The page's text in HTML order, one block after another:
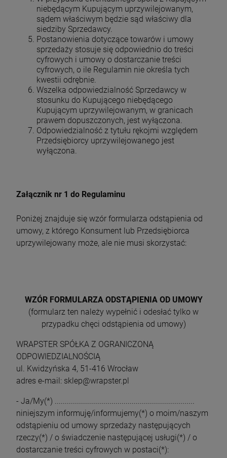
niebędącym Kupującym uprzywilejowanym,
sądem właściwym będzie sąd właściwy dla
siedziby Sprzedawcy.
Postanowienia dotyczące towarów i umowy
sprzedaży stosuje się odpowiednio do treści
cyfrowych i umowy o dostarczanie treści
cyfrowych, o ile Regulamin nie określa tych
kwestii odrębnie.
Wszelka odpowiedzialność Sprzedawcy w
stosunku do Kupującego niebędącego
Kupującym uprzywilejowanym, w granicach
prawem dopuszczonych, jest wyłączona.
Odpowiedzialność z tytułu rękojmi względem
Przedsiębiorcy uprzywilejowanego jest
wyłączona.
Załącznik nr 1 do Regulaminu
Poniżej znajduje się wzór formularza odstąpienia od
umowy, z którego Konsument lub Przedsiębiorca
uprzywilejowany może, ale nie musi skorzystać:
WZÓR FORMULARZA ODSTĄPIENIA OD UMOWY
(formularz ten należy wypełnić i odesłać tylko w
przypadku chęci odstąpienia od umowy)
WRAPSTER SPÓŁKA Z OGRANICZONĄ
ODPOWIEDZIALNOŚCIĄ
ul. Kwidzyńska 4, 51-416 Wrocław
adres e-mail: sklep@wrapster.pl
- Ja/My(*) .....................................................................
niniejszym informuję/informujemy(*) o moim/naszym
odstąpieniu od umowy sprzedaży następujących
rzeczy(*) / o świadczenie następującej usługi(*) / o
dostarczanie treści cyfrowych w postaci(*):